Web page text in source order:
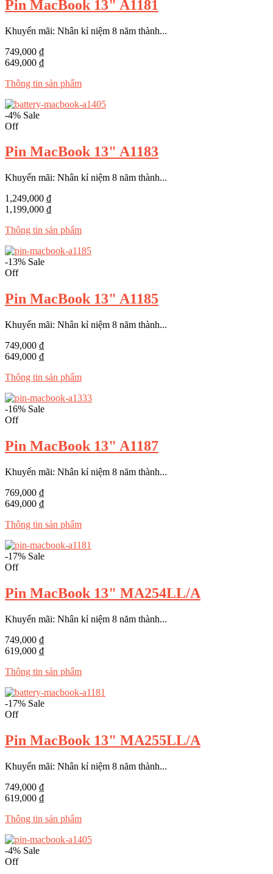
Pin MacBook 13" A1181
Khuyến mãi: Nhân kỉ niệm 8 năm thành...
749,000 ₫
649,000 ₫
Thông tin sản phẩm
-4% Sale
Off
Pin MacBook 13" A1183
Khuyến mãi: Nhân kỉ niệm 8 năm thành...
1,249,000 ₫
1,199,000 ₫
Thông tin sản phẩm
-13% Sale
Off
Pin MacBook 13" A1185
Khuyến mãi: Nhân kỉ niệm 8 năm thành...
749,000 ₫
649,000 ₫
Thông tin sản phẩm
-16% Sale
Off
Pin MacBook 13" A1187
Khuyến mãi: Nhân kỉ niệm 8 năm thành...
769,000 ₫
649,000 ₫
Thông tin sản phẩm
-17% Sale
Off
Pin MacBook 13" MA254LL/A
Khuyến mãi: Nhân kỉ niệm 8 năm thành...
749,000 ₫
619,000 ₫
Thông tin sản phẩm
-17% Sale
Off
Pin MacBook 13" MA255LL/A
Khuyến mãi: Nhân kỉ niệm 8 năm thành...
749,000 ₫
619,000 ₫
Thông tin sản phẩm
-4% Sale
Off